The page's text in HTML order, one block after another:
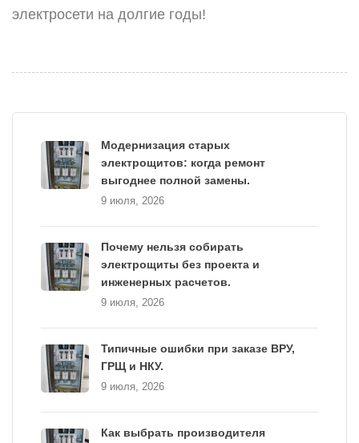
электросети на долгие годы!
Модернизация старых
электрощитов: когда ремонт
выгоднее полной замены.
9 июля, 2026
Почему нельзя собирать
электрощиты без проекта и
инженерных расчетов.
9 июля, 2026
Типичные ошибки при заказе ВРУ,
ГРЩ и НКУ.
9 июля, 2026
Как выбрать производителя